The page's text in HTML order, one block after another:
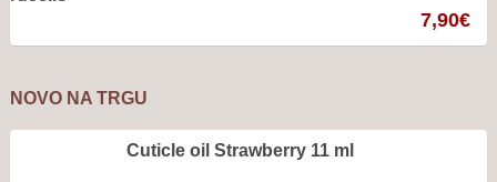
7,90€
NOVO NA TRGU
Cuticle oil Strawberry 11 ml